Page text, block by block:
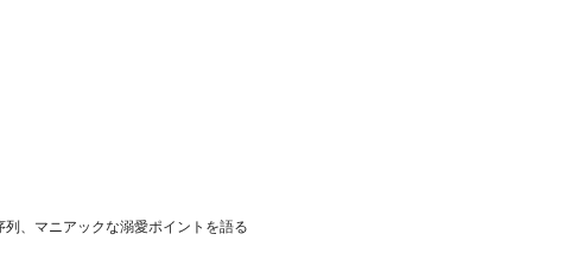
、マニアックな溺愛ポイントを語る